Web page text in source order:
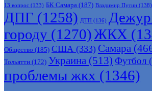
13 вопрос (133) БК Самара (187) Владимир Путин (138)
ДПГ (1258) ДТП (136)
городу (1270)ЖКХ
Общество (185) США (333) Самара
Тольятти (172) Украина (513) Футбол
проблемы жкх (1346)